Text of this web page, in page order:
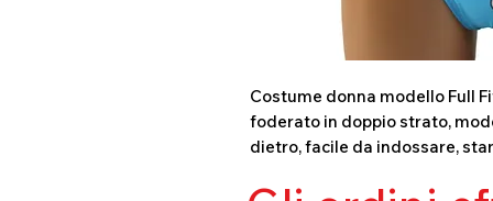
Costume donna modello Full
foderato in doppio strato,
dietro, facile da indossare,